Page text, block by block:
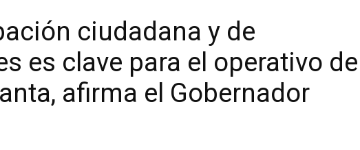
ciudadana y de
es clave para el operativo de
afirma el Gobernador